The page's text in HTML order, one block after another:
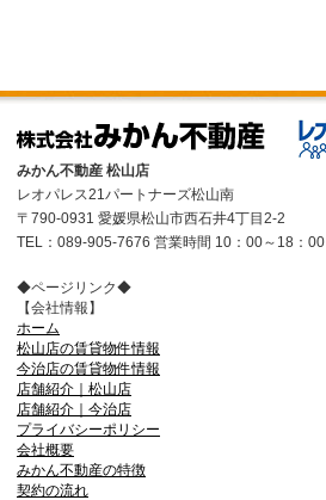
みかん不動産 松山店
レオパレス21パートナーズ松山南
〒790-0931 愛媛県松山市西石井4丁目2-2
TEL：089-905-7676 営業時間 10：00～18：00
◆ページリンク◆
【会社情報】
ホーム
松山店の賃貸物件情報
今治店の賃貸物件情報
店舗紹介｜松山店
店舗紹介｜今治店
プライバシーポリシー
会社概要
みかん不動産の特徴
契約の流れ